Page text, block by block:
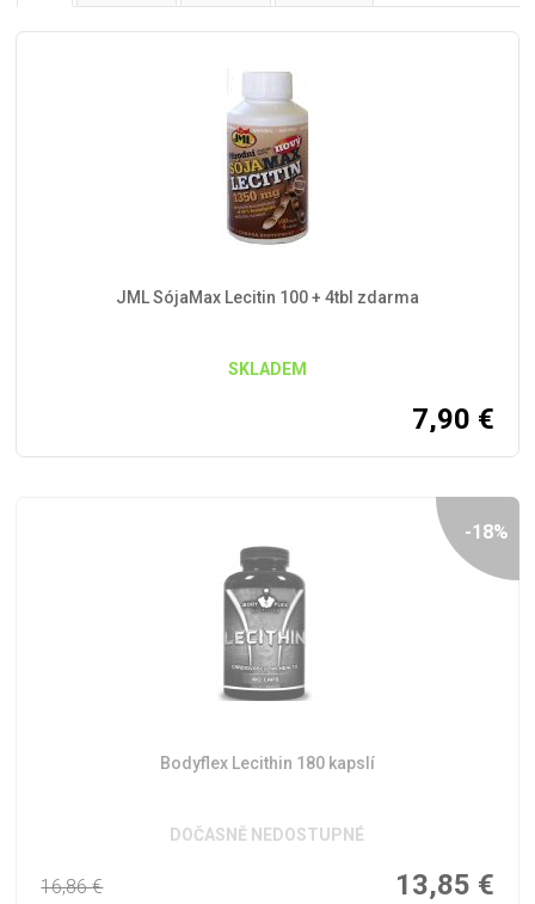
JML SójaMax Lecitin 100 + 4tbl zdarma
SKLADEM
7,90 €
-18%
Bodyflex Lecithin 180 kapslí
DOČASNĚ NEDOSTUPNÉ
16,86€ 13,85 €